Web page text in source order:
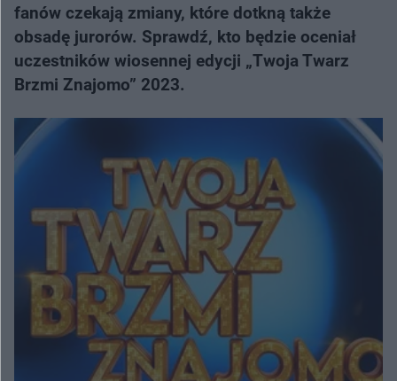
fanów czekają zmiany, które dotkną także
obsadę jurorów. Sprawdź, kto będzie oceniał
uczestników wiosennej edycji „Twoja Twarz
Brzmi Znajomo” 2023.